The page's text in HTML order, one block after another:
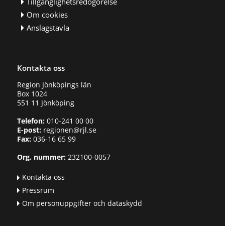
Om cookies
Anslagstavla
Kontakta oss
Region Jönköpings län
Box 1024
551 11 Jönköping
Telefon:010-241 00 00
E-post:regionen@rjl.se
Fax: 036-16 65 99
Org. nummer:232100-0057
Kontakta oss
Pressrum
Om personuppgifter och dataskydd